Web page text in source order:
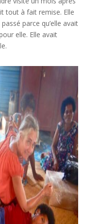
tout à fait remise. Elle
parce qu’elle avait
elle. Elle avait